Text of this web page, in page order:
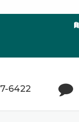
6422